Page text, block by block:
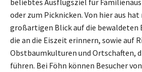
oder zum Picknicken. Von hier aus hat
großartigen Blick auf die bewaldeten
die an die Eiszeit erinnern, sowie auf
Obstbaumkulturen und Ortschaften,
führen. Bei Föhn können Besucher